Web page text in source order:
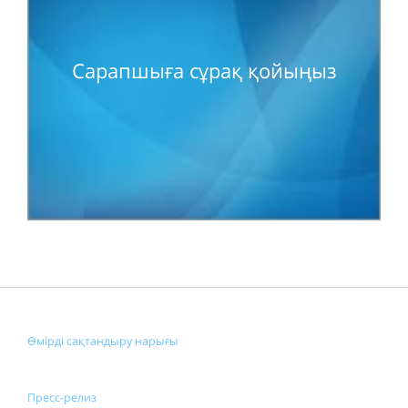
Сарапшыға сұрақ қойыңыз
Өмірді сақтандыру нарығы
Пресс-релиз